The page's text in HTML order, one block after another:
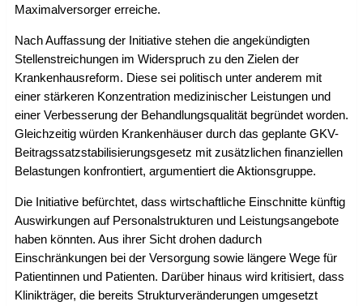
Maximalversorger erreiche.
Nach Auffassung der Initiative stehen die angekündigten
Stellenstreichungen im Widerspruch zu den Zielen der
Krankenhausreform. Diese sei politisch unter anderem mit
einer stärkeren Konzentration medizinischer Leistungen und
einer Verbesserung der Behandlungsqualität begründet worden.
Gleichzeitig würden Krankenhäuser durch das geplante GKV-
Beitragssatzstabilisierungsgesetz mit zusätzlichen finanziellen
Belastungen konfrontiert, argumentiert die Aktionsgruppe.
Die Initiative befürchtet, dass wirtschaftliche Einschnitte künftig
Auswirkungen auf Personalstrukturen und Leistungsangebote
haben könnten. Aus ihrer Sicht drohen dadurch
Einschränkungen bei der Versorgung sowie längere Wege für
Patientinnen und Patienten. Darüber hinaus wird kritisiert, dass
Klinikträger, die bereits Strukturveränderungen umgesetzt